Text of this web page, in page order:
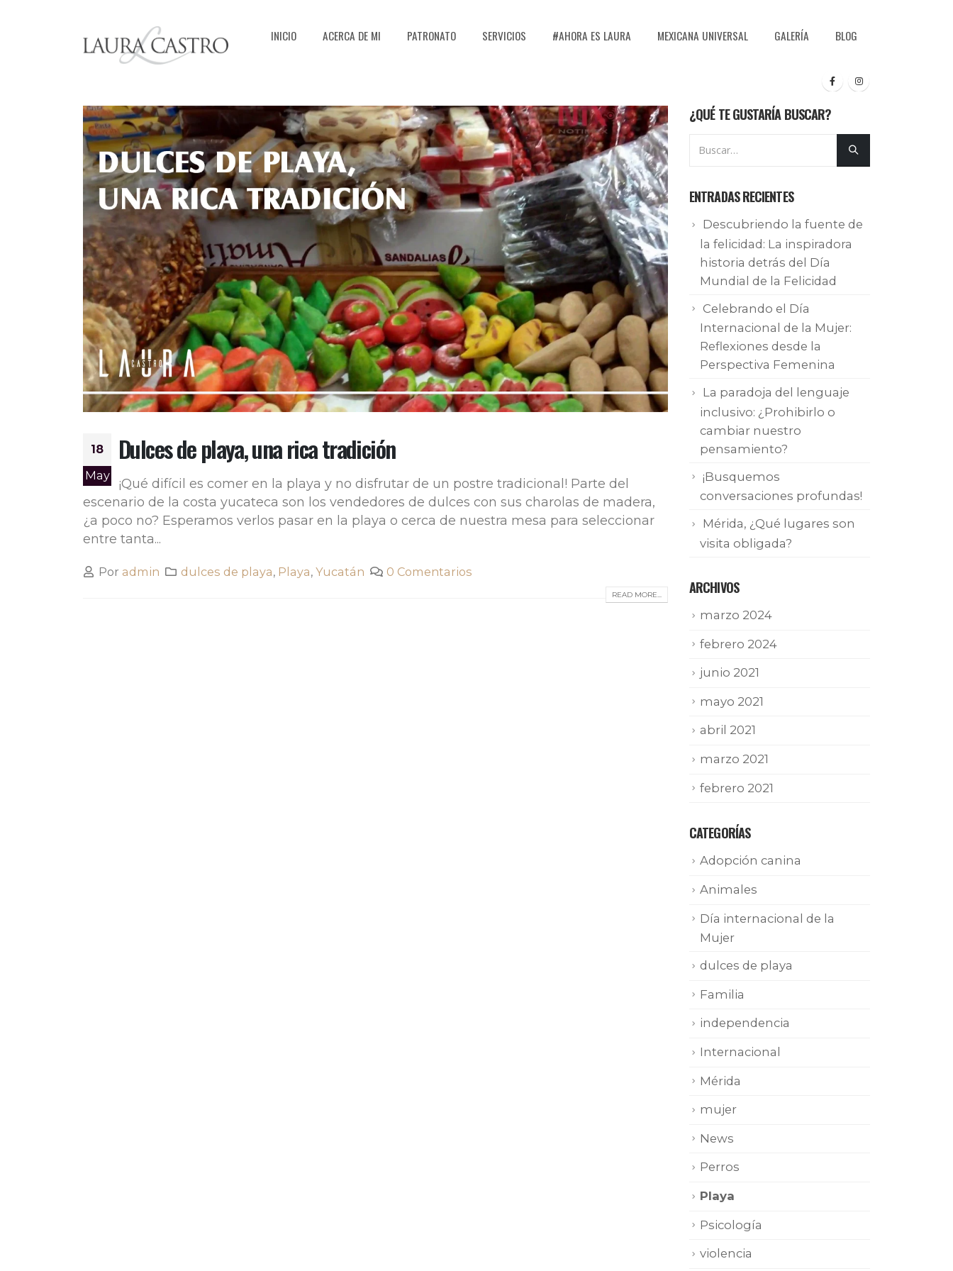
INICIO ACERCA DE MI PATRONATO SERVICIOS #AHORA ES LAURA MEXICANA UNIVERSAL GALERÍA BLOG
18
May
Dulces de playa, una rica tradición
¡Qué difícil es comer en la playa y no disfrutar de un postre tradicional! Parte del
escenario de la costa yucateca son los vendedores de dulces con sus charolas de madera,
¿a poco no? Esperamos verlos pasar en la playa o cerca de nuestra mesa para seleccionar
entre tanta...
Por admin dulces de playa, Playa,Yucatán 0 Comentarios
READ MORE...
¿QUÉ TE GUSTARÍA BUSCAR?
ENTRADAS RECIENTES
Descubriendo la fuente de
la felicidad: La inspiradora
historia detrás del Día
Mundial de la Felicidad
Celebrando el Día
Internacional de la Mujer:
Reflexiones desde la
Perspectiva Femenina
La paradoja del lenguaje
inclusivo: ¿Prohibirlo o
cambiar nuestro
pensamiento?
¡Busquemos
conversaciones profundas!
Mérida, ¿Qué lugares son
visita obligada?
ARCHIVOS
marzo 2024
febrero 2024
junio 2021
mayo 2021
abril 2021
marzo 2021
febrero 2021
CATEGORÍAS
Adopción canina
Animales
Día internacional de la
Mujer
dulces de playa
Familia
independencia
Internacional
Mérida
mujer
News
Perros
Playa
Psicología
violencia